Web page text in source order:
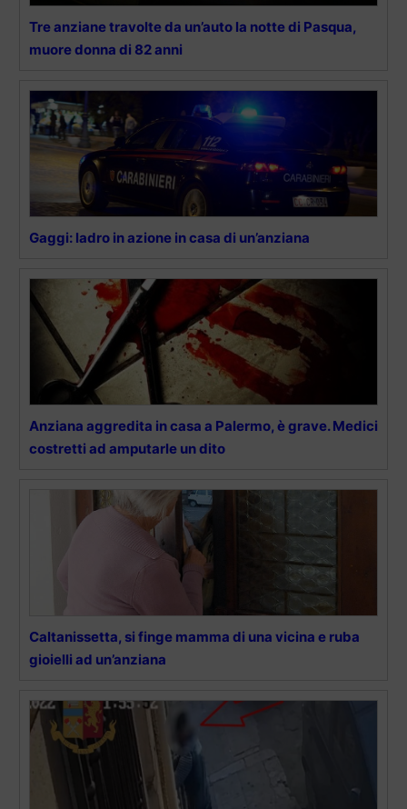
Tre anziane travolte da un’auto la notte di Pasqua,
muore donna di 82 anni
Gaggi: ladro in azione in casa di un’anziana
Anziana aggredita in casa a Palermo, è grave. Medici
costretti ad amputarle un dito
Caltanissetta, si finge mamma di una vicina e ruba
gioielli ad un’anziana